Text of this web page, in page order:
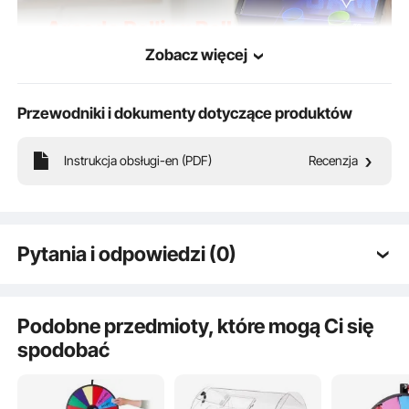
chwyt i lepszą kontrolę. Kompatybilny z większością gier
zręcznościowych polegających na rzucaniu piłką.
Zobacz więcej
Przewodniki i dokumenty dotyczące produktów
Instrukcja obsługi-en (PDF) Recenzja
Pytania i odpowiedzi (0)
Czy produkt jest trwały? ...
Podobne przedmioty, które mogą Ci się
spodobać